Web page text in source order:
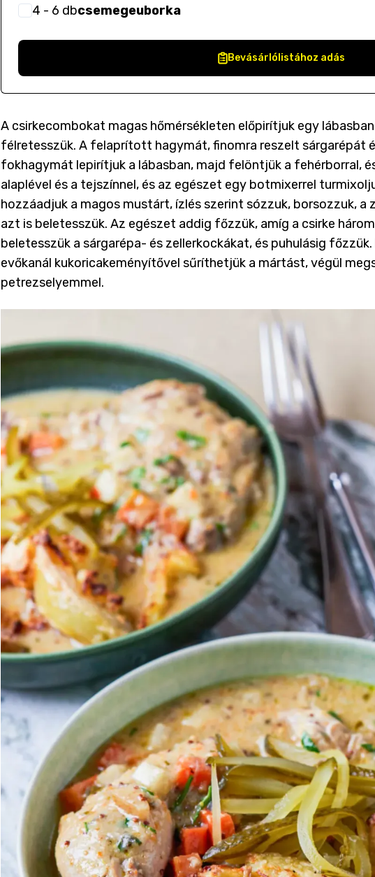
4 - 6 dbcsemegeuborka
Bevásárlólistához adás
A csirkecombokat magas hőmérsékleten előpirítjuk egy
félretesszük. A felaprított hagymát, finomra reszelt sárgarépát
fokhagymát lepirítjuk a lábasban, majd felöntjük a fehérborral,
alaplével és a tejszínnel, és az egészet egy botmixerrel
hozzáadjuk a magos mustárt, ízlés szerint sózzuk, borsozzuk, a
azt is beletesszük. Az egészet addig főzzük, amíg a csirke
beletesszük a sárgarépa- és zellerkockákat, és puhulásig
evőkanál kukoricakeményítővel sűríthetjük a mártást, végül
petrezselyemmel.